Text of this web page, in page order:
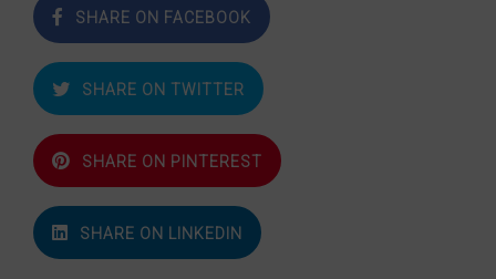
SHARE ON FACEBOOK
SHARE ON TWITTER
SHARE ON PINTEREST
SHARE ON LINKEDIN